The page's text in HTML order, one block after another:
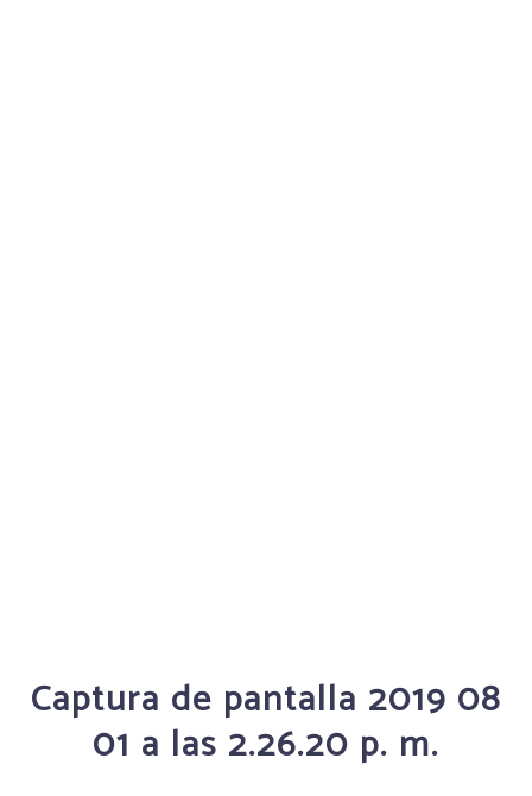
Captura de pantalla 2019 08
01 a las 2.26.20 p. m.